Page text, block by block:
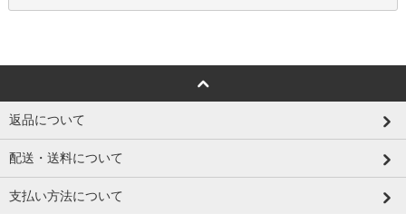
返品について
配送・送料について
支払い方法について